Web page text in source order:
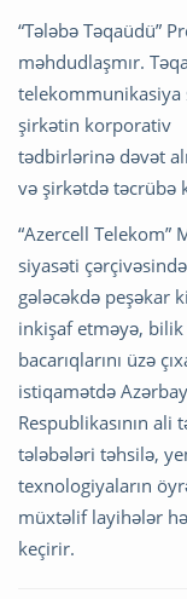
“Tələbə Təqaüdü”
məhdudlaşmır.
telekommunikasiya
şirkətin korporativ
tədbirlərinə dəvət
və şirkətdə təcrübə
“Azercell
siyasəti
gələcəkdə peşəkar
inkişaf etməyə, bilik
bacarıqlarını üzə
istiqamətdə
Respublikasının
tələbələri təhsilə,
texnologiyaların
müxtəlif layihələr
keçirir.